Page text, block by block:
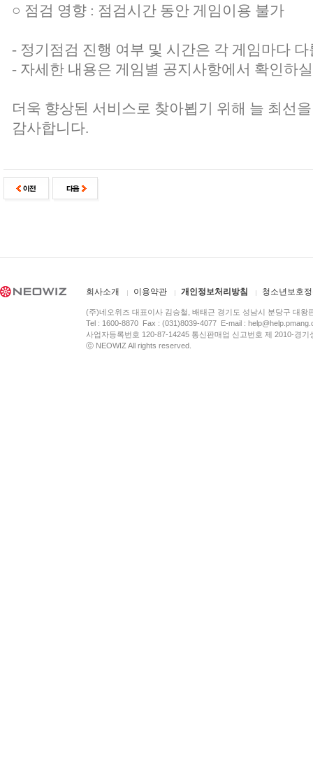
○ 점검 영향 : 점검시간 동안 게임이용 불가
- 정기점검 진행 여부 및 시간은 각 게임마다
- 자세한 내용은 게임별 공지사항에서 확인하
더욱 향상된 서비스로 찾아뵙기 위해 늘 최선
감사합니다.
회사소개 이용약관 개인정보처리방침 청소년보호
(주)네오위즈 대표이사 김승철, 배태근 경기도 성남시 분당구 대왕
Tel : 1600-8870 Fax : (031)8039-4077 E-mail :
사업자등록번호 120-87-14245 통신판매업 신고번호 제 2010-경
ⓒ NEOWIZ All rights reserved.